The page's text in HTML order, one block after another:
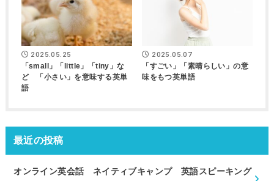
2025.05.25
「small」「little」「tiny」な
ど 「小さい」を意味する英単
語
2025.05.07
「すごい」「素晴らしい」の意
味をもつ英単語
最近の投稿
オンライン英会話 ネイティブキャンプ 英語スピーキング